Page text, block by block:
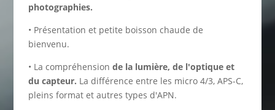
photographies.
• Présentation et petite boisson chaude de
bienvenu.
• La compréhensionde la lumière, de l'optique et
du capteur. La différence entre les micro 4/3, APS-C,
pleins format et autres types d'APN.